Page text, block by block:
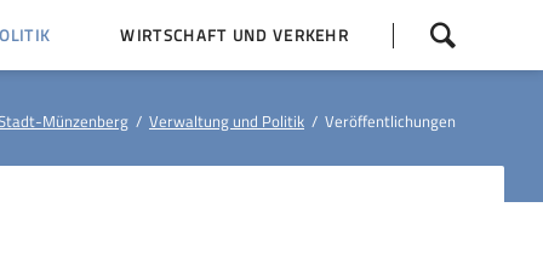
überspringen
WIRTSCHAFT UND VERKEHR
Münzenberg Verwaltung und Politik Veröffentlichungen